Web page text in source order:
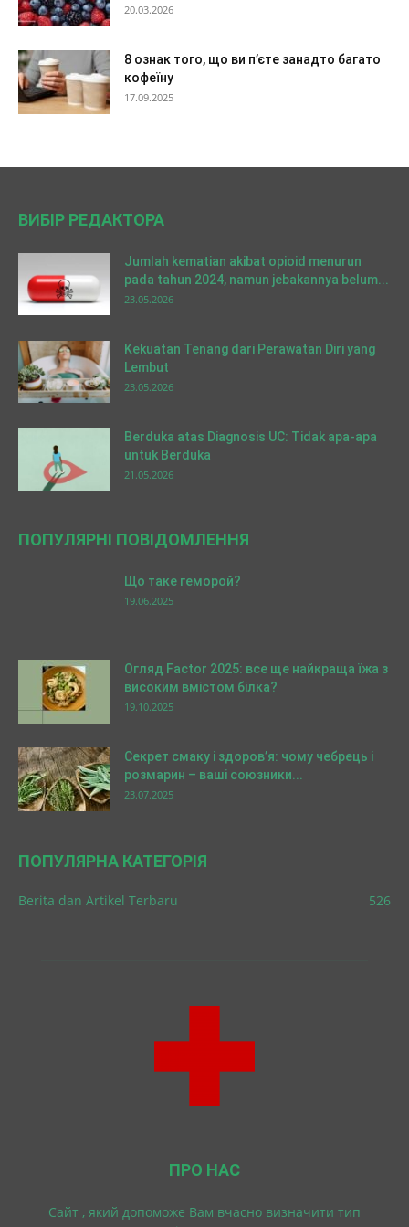
20.03.2026
8 ознак того, що ви п’єте занадто багато
кофеїну
17.09.2025
ВИБІР РЕДАКТОРА
Jumlah kematian akibat opioid menurun
pada tahun 2024, namun jebakannya belum...
23.05.2026
Kekuatan Tenang dari Perawatan Diri yang
Lembut
23.05.2026
Berduka atas Diagnosis UC: Tidak apa-apa
untuk Berduka
21.05.2026
ПОПУЛЯРНІ ПОВІДОМЛЕННЯ
Що таке геморой?
19.06.2025
Огляд Factor 2025: все ще найкраща їжа з
високим вмістом білка?
19.10.2025
Секрет смаку і здоров’я: чому чебрець і
розмарин – ваші союзники...
23.07.2025
ПОПУЛЯРНА КАТЕГОРІЯ
Berita dan Artikel Terbaru 526
ПРО НАС
Cайт , який допоможе Вам вчасно визначити тип